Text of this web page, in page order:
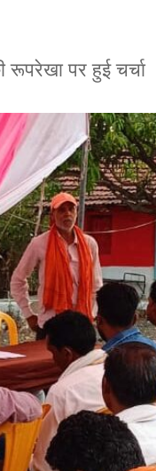
रूपरेखा पर हुई चर्चा